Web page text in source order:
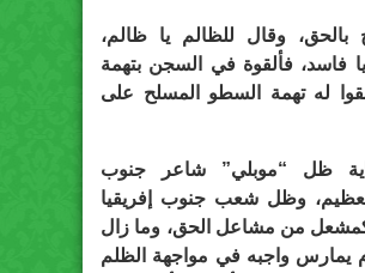
وقال للظالم يا ظالم،
فاسد، فألقوة في السجن بتهمة
له تهمة السطو المسلح على
ظل “موبلي” شاعر جنوب
العظيم، وظل شعب جنوب إفريقيا
من مشاعل الحق، وما زال
يمارس واجبه في مواجهة الظلم